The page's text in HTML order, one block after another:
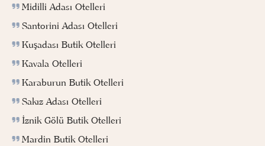
Midilli Adası Otelleri
Santorini Adası Otelleri
Kuşadası Butik Otelleri
Kavala Otelleri
Karaburun Butik Otelleri
Sakız Adası Otelleri
İznik Gölü Butik Otelleri
Mardin Butik Otelleri